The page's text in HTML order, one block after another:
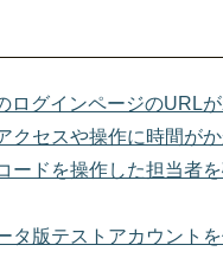
ログインページのURL
クセスや操作に時間が
ードを操作した担当者
タ版テストアカウント